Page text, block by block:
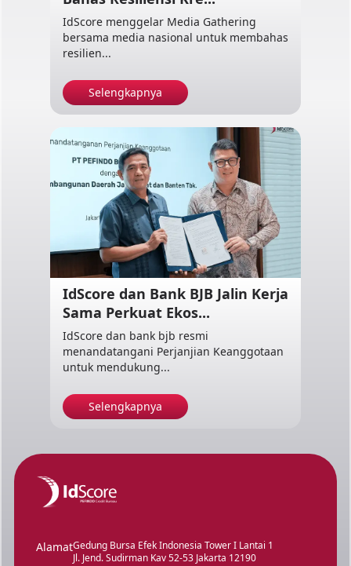
IdScore menggelar Media Gathering
bersama media nasional untuk membahas
resilien...
Selengkapnya
IdScore dan Bank BJB Jalin Kerja
Sama Perkuat Ekos...
IdScore dan bank bjb resmi
menandatangani Perjanjian Keanggotaan
untuk mendukung...
Selengkapnya
AlamatGedung Bursa Efek Indonesia Tower I Lantai 1
Jl. Jend. Sudirman Kav 52-53 Jakarta 12190